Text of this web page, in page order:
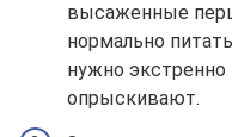
высаженные
нормально
нужно экстренно
опрыскивают.